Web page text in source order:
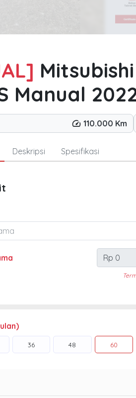
Manual
110.000 Km
Deskripsi Spesifikasi
36 48 60